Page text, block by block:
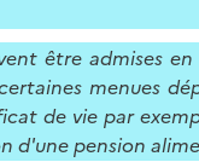
être admises
menues
de vie par
d'une pension